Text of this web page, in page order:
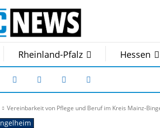
Rheinland-Pfalz Hessen
Vereinbarkeit von Pflege und Beruf im Kreis Mainz-